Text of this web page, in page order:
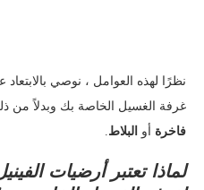
نظرًا لهذه العوامل ، نوصي
غرفة الغسيل الخاصة بك وبدلاً من ذلك
فاخرة أو البلاط.